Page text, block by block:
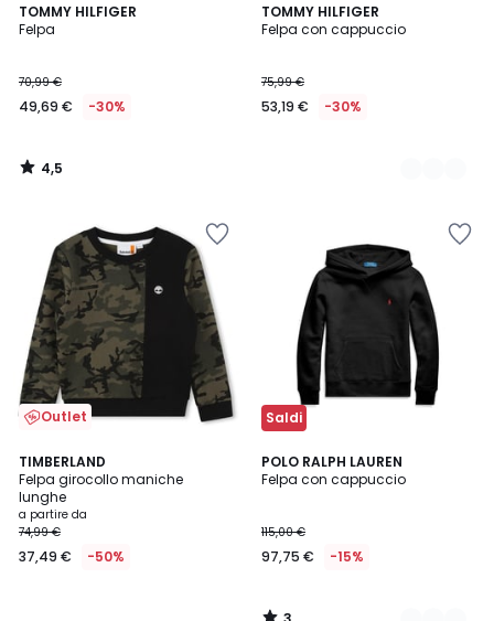
TOMMY HILFIGER
Felpa
70,99 €
49,69 € -30%
4,5
/ 5
4,5
/
TOMMY HILFIGER
Felpa con cappuccio
75,99 €
53,19 € -30%
2
Colori
Outlet
TIMBERLAND
Felpa girocollo maniche
lunghe
a partire da
74,99 €
37,49 € -50%
Saldi
POLO RALPH LAUREN
Felpa con cappuccio
115,00 €
97,75 € -15%
3
/
2
Colori